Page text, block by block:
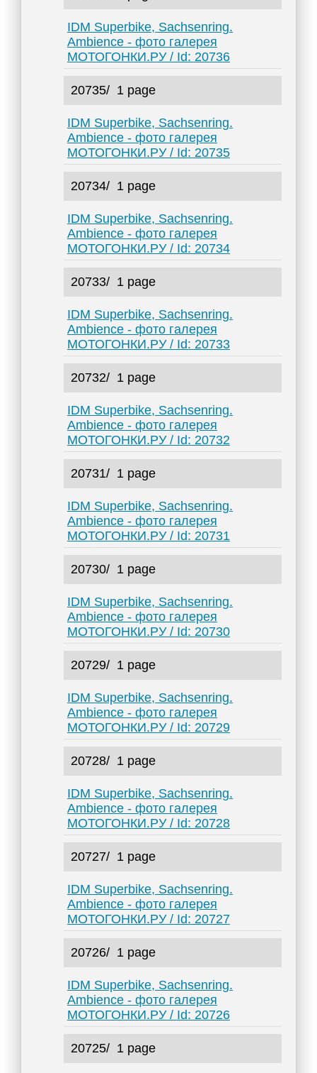
IDM Superbike, Sachsenring.
Ambience - фото галерея
МОТОГОНКИ.РУ / Id: 20736
20735/ 1 page
IDM Superbike, Sachsenring.
Ambience - фото галерея
МОТОГОНКИ.РУ / Id: 20735
20734/ 1 page
IDM Superbike, Sachsenring.
Ambience - фото галерея
МОТОГОНКИ.РУ / Id: 20734
20733/ 1 page
IDM Superbike, Sachsenring.
Ambience - фото галерея
МОТОГОНКИ.РУ / Id: 20733
20732/ 1 page
IDM Superbike, Sachsenring.
Ambience - фото галерея
МОТОГОНКИ.РУ / Id: 20732
20731/ 1 page
IDM Superbike, Sachsenring.
Ambience - фото галерея
МОТОГОНКИ.РУ / Id: 20731
20730/ 1 page
IDM Superbike, Sachsenring.
Ambience - фото галерея
МОТОГОНКИ.РУ / Id: 20730
20729/ 1 page
IDM Superbike, Sachsenring.
Ambience - фото галерея
МОТОГОНКИ.РУ / Id: 20729
20728/ 1 page
IDM Superbike, Sachsenring.
Ambience - фото галерея
МОТОГОНКИ.РУ / Id: 20728
20727/ 1 page
IDM Superbike, Sachsenring.
Ambience - фото галерея
МОТОГОНКИ.РУ / Id: 20727
20726/ 1 page
IDM Superbike, Sachsenring.
Ambience - фото галерея
МОТОГОНКИ.РУ / Id: 20726
20725/ 1 page